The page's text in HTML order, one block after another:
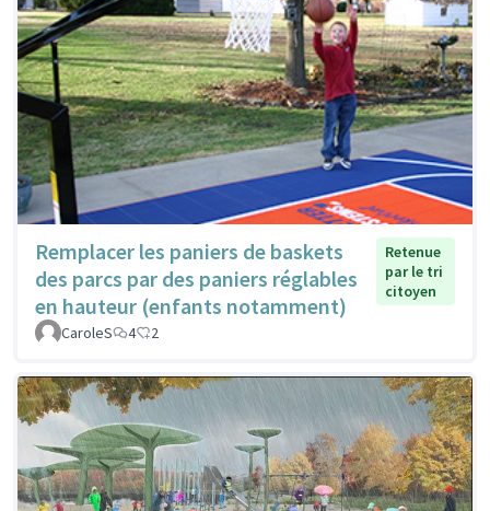
Remplacer les paniers de baskets
des parcs par des paniers réglables
en hauteur (enfants notamment)
Retenue
par le tri
citoyen
CaroleS 4 2